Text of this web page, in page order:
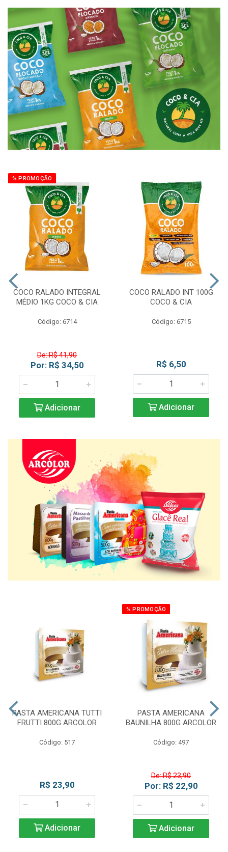
% PROMOÇÃO
COCO RALADO INTEGRAL
MÉDIO 1KG COCO & CIA
Código: 6714
De: R$ 41,90
Por: R$ 34,50
Adicionar
COCO RALADO INT 100G
COCO & CIA
Código: 6715
R$ 6,50
Adicionar
PASTA AMERICANA TUTTI
FRUTTI 800G ARCOLOR
Código: 517
R$ 23,90
Adicionar
% PROMOÇÃO
PASTA AMERICANA
BAUNILHA 800G ARCOLOR
Código: 497
De: R$ 23,90
Por: R$ 22,90
Adicionar